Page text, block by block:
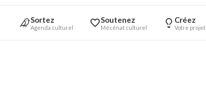
Sortez
Agenda culturel
Soutenez
Mécénat culturel
Créez
Votre projet